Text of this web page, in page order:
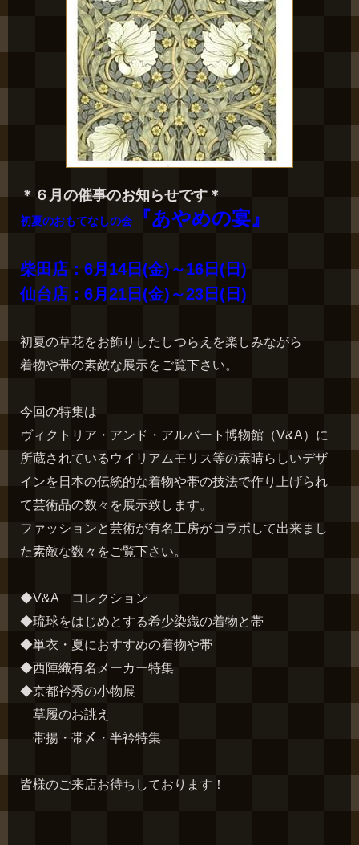
＊６月の催事のお知らせです＊
初夏のおもてなしの会 『あやめの宴』
柴田店：6月14日(金)～16日(日)
仙台店：6月21日(金)～23日(日)
初夏の草花をお飾りしたしつらえを楽しみながら
着物や帯の素敵な展示をご覧下さい。
今回の特集は
ヴィクトリア・アンド・アルバート博物館（V&A）に
所蔵されているウイリアムモリス等の素晴らしいデザ
インを日本の伝統的な着物や帯の技法で作り上げられ
て芸術品の数々を展示致します。
ファッションと芸術が有名工房がコラボして出来まし
た素敵な数々をご覧下さい。
◆V&A コレクション
◆琉球をはじめとする希少染織の着物と帯
◆単衣・夏におすすめの着物や帯
◆西陣織有名メーカー特集
◆京都衿秀の小物展
草履のお誂え
帯揚・帯〆・半衿特集
皆様のご来店お待ちしております！